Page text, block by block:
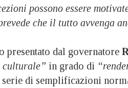
possono essere
che il tutto avvenga
presentato dal governatore
culturale” in grado di
serie di semplificazioni